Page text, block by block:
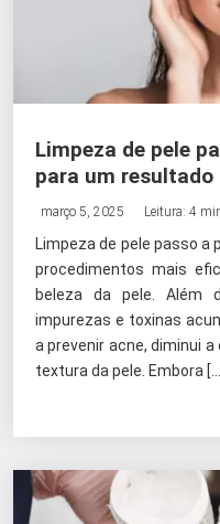
Limpeza de pele
para um
março 5, 2025 Leitura: 4
Limpeza de pele passo a
procedimentos mais
beleza da pele. Além
impurezas e toxinas
a prevenir acne, diminui
textura da pele. Embora […]